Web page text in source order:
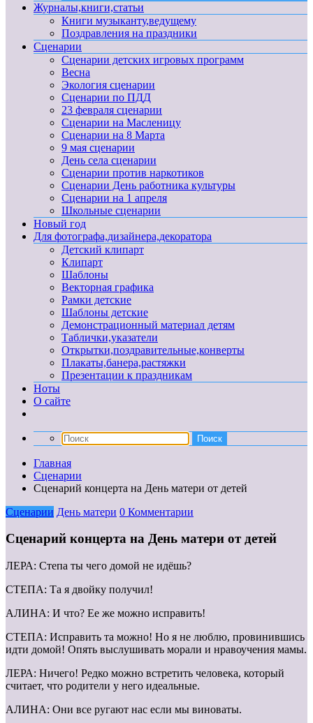
Журналы,книги,статьи
Книги музыканту,ведущему
Поздравления на праздники
Сценарии
Сценарии детских игровых программ
Весна
Экология сценарии
Сценарии по ПДД
23 февраля сценарии
Сценарии на Масленицу
Сценарии на 8 Марта
9 мая сценарии
День села сценарии
Сценарии против наркотиков
Сценарии День работника культуры
Сценарии на 1 апреля
Школьные сценарии
Новый год
Для фотографа,дизайнера,декоратора
Детский клипарт
Клипарт
Шаблоны
Векторная графика
Рамки детские
Шаблоны детские
Демонстрационный материал детям
Таблички,указатели
Открытки,поздравительные,конверты
Плакаты,банера,растяжки
Презентации к праздникам
Ноты
О сайте
Главная
Сценарии
Сценарий концерта на День матери от детей
Сценарии День матери 0 Комментарии
Сценарий концерта на День матери от детей
ЛЕРА: Степа ты чего домой не идёшь?
СТЕПА: Та я двойку получил!
АЛИНА: И что? Ее же можно исправить!
СТЕПА: Исправить та можно! Но я не люблю, провинившись
идти домой! Опять выслушивать морали и нравоучения мамы.
ЛЕРА: Ничего! Редко можно встретить человека, который
считает, что родители у него идеальные.
АЛИНА: Они все ругают нас если мы виноваты.